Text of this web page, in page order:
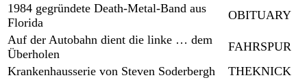
1984 gegründete Death-Metal-Band aus
Florida
OBITUARY
Auf der Autobahn dient die linke … dem
Überholen
FAHRSPUR
Krankenhausserie von Steven Soderbergh
THEKNICK